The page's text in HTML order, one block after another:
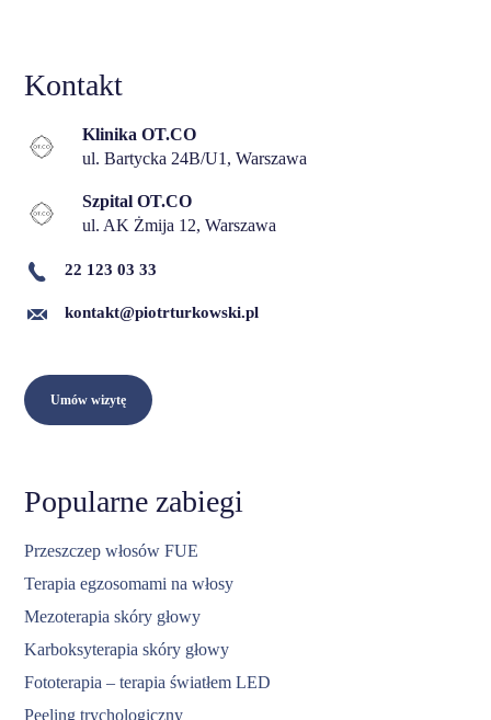
Kontakt
Klinika OT.CO
ul. Bartycka 24B/U1, Warszawa
Szpital OT.CO
ul. AK Żmija 12, Warszawa
22 123 03 33
kontakt@piotrturkowski.pl
Umów wizytę
Popularne zabiegi
Przeszczep włosów FUE
Terapia egzosomami na włosy
Mezoterapia skóry głowy
Karboksyterapia skóry głowy
Fototerapia – terapia światłem LED
Peeling trychologiczny